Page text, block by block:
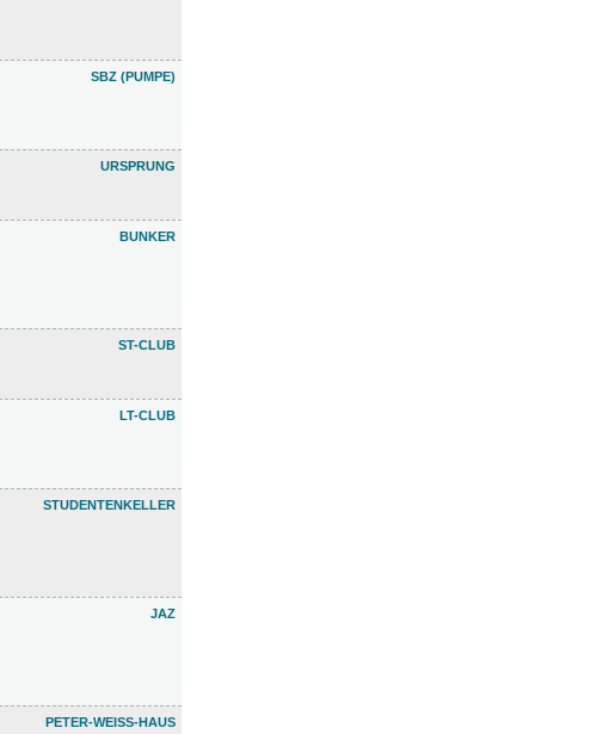
SBZ (PUMPE)
URSPRUNG
BUNKER
ST-CLUB
LT-CLUB
STUDENTENKELLER
JAZ
PETER-WEISS-HAUS